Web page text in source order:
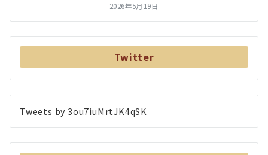
2026年5月19日
Twitter
Tweets by 3ou7iuMrtJK4qSK